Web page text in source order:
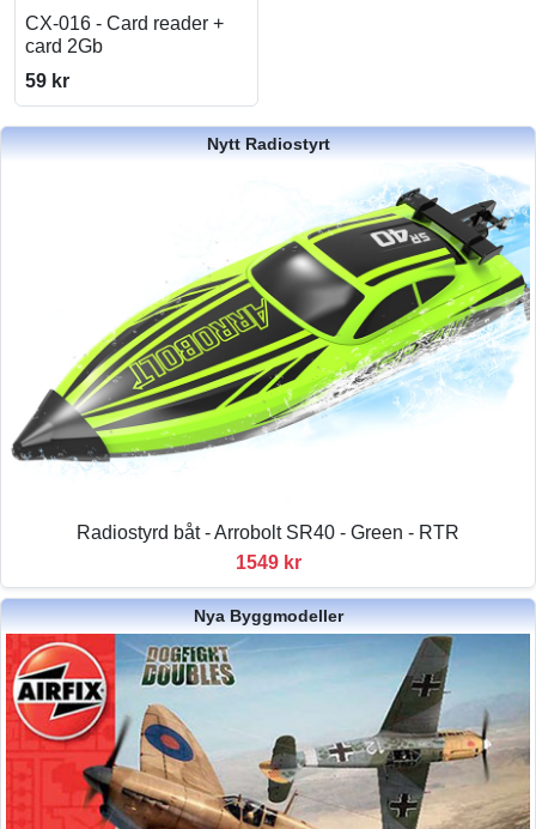
CX-016 - Card reader +
card 2Gb
59 kr
Nytt Radiostyrt
Radiostyrd båt - Arrobolt SR40 - Green - RTR
1549 kr
Nya Byggmodeller